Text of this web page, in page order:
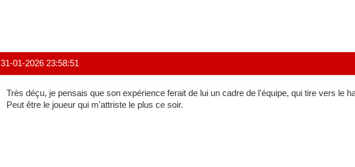
31-01-2026 23:58:51
Très déçu, je pensais que son expérience ferait de lui un cadre de l'équipe, qui tire vers le
Peut être le joueur qui m'attriste le plus ce soir.